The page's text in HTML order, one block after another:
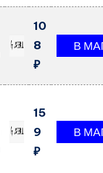
10
8
₽
15
9
₽